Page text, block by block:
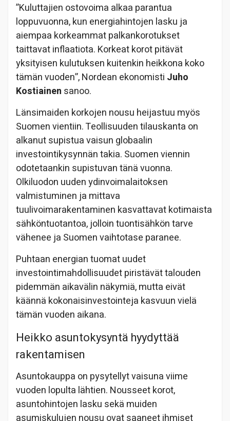
”Kuluttajien ostovoima alkaa parantua
loppuvuonna, kun energiahintojen lasku ja
aiempaa korkeammat palkankorotukset
taittavat inflaatiota. Korkeat korot pitävät
yksityisen kulutuksen kuitenkin heikkona koko
tämän vuoden”, Nordean ekonomisti Juho
Kostiainen sanoo.
Länsimaiden korkojen nousu heijastuu myös
Suomen vientiin. Teollisuuden tilauskanta on
alkanut supistua vaisun globaalin
investointikysynnän takia. Suomen viennin
odotetaankin supistuvan tänä vuonna.
Olkiluodon uuden ydinvoimalaitoksen
valmistuminen ja mittava
tuulivoimarakentaminen kasvattavat kotimaista
sähköntuotantoa, jolloin tuontisähkön tarve
vähenee ja Suomen vaihtotase paranee.
Puhtaan energian tuomat uudet
investointimahdollisuudet piristävät talouden
pidemmän aikavälin näkymiä, mutta eivät
käännä kokonaisinvestointeja kasvuun vielä
tämän vuoden aikana.
Heikko asuntokysyntä hyydyttää
rakentamisen
Asuntokauppa on pysytellyt vaisuna viime
vuoden lopulta lähtien. Nousseet korot,
asuntohintojen lasku sekä muiden
asumiskulujen nousu ovat saaneet ihmiset